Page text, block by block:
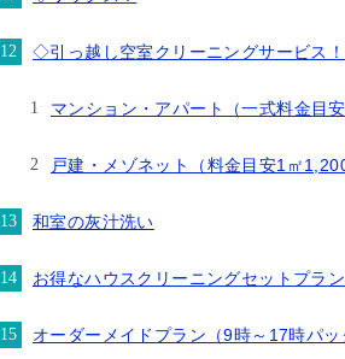
◇引っ越し空室クリーニングサービス！
マンション・アパート（一式料金目
戸建・メゾネット（料金目安1㎡
和室の灰汁洗い
お得なハウスクリーニングセットプラン
オーダーメイドプラン（9時～17時パ